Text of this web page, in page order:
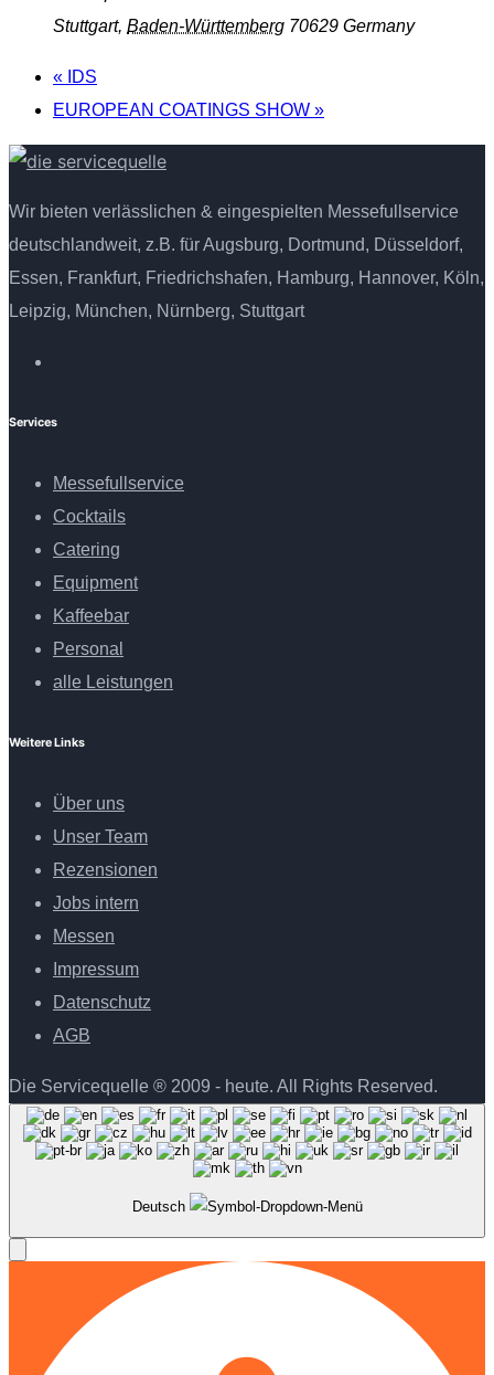
Stuttgart, Baden-Württemberg 70629 Germany
« IDS
EUROPEAN COATINGS SHOW »
Wir bieten verlässlichen & eingespielten Messefullservice
deutschlandweit, z.B. für Augsburg, Dortmund, Düsseldorf,
Essen, Frankfurt, Friedrichshafen, Hamburg, Hannover, Köln,
Leipzig, München, Nürnberg, Stuttgart
Services
Messefullservice
Cocktails
Catering
Equipment
Kaffeebar
Personal
alle Leistungen
Weitere Links
Über uns
Unser Team
Rezensionen
Jobs intern
Messen
Impressum
Datenschutz
AGB
Die Servicequelle ® 2009 - heute. All Rights Reserved.
Deutsch